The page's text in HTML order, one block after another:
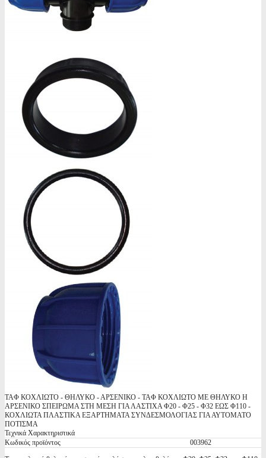
ΤΑΦ ΚΟΧΛΙΩΤΟ - ΘΗΛΥΚΟ - ΑΡΣΕΝΙΚΟ - ΤΑΦ ΚΟΧΛΙΩΤΟ ΜΕ ΘΗΛΥΚΟ Η
ΑΡΣΕΝΙΚΟ ΣΠΕΙΡΩΜΑ ΣΤΗ ΜΕΣΗ ΓΙΑ ΛΑΣΤΙΧΑ Φ20 - Φ25 - Φ32 ΕΩΣ Φ110 -
ΚΟΧΛΙΩΤΑ ΠΛΑΣΤΙΚΑ ΕΞΑΡΤΗΜΑΤΑ ΣΥΝΔΕΣΜΟΛΟΓΙΑΣ ΓΙΑ ΑΥΤΟΜΑΤΟ
ΠΟΤΙΣΜΑ
Τεχνικά Χαρακτηριστικά
Κωδικός προϊόντος
003962